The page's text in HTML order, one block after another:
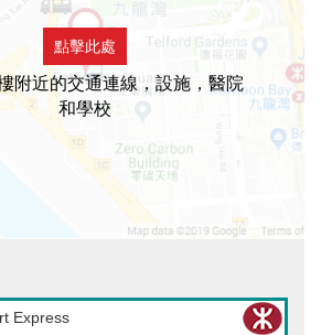
點擊此處
附近的交通連線，設施，醫院
和學校
Express